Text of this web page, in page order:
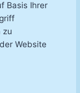
Basis Ihrer
zu
Website